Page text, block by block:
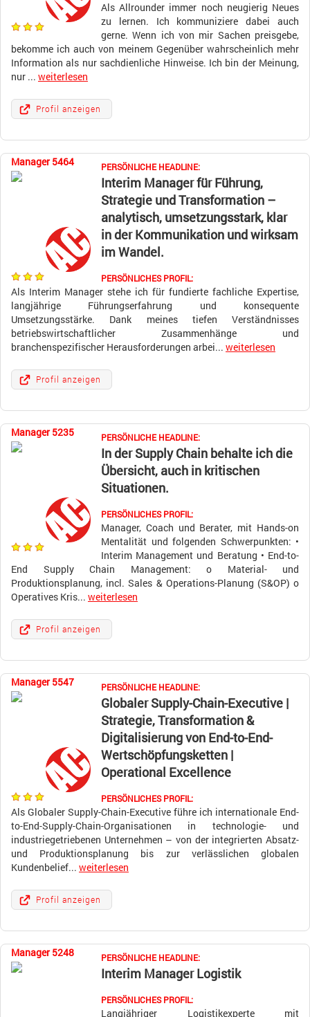
Als Allrounder immer noch neugierig Neues
zu lernen. Ich kommuniziere dabei auch
gerne. Wenn ich von mir Sachen preisgebe,
bekomme ich auch von meinem Gegenüber wahrscheinlich mehr
Information als nur sachdienliche Hinweise. Ich bin der Meinung,
nur ... weiterlesen
Profil anzeigen
Manager 5464 PERSÖNLICHE HEADLINE:
Interim Manager für Führung,
Strategie und Transformation –
analytisch, umsetzungsstark, klar
in der Kommunikation und wirksam
im Wandel.
PERSÖNLICHES PROFIL:
Als Interim Manager stehe ich für fundierte fachliche Expertise,
langjährige Führungserfahrung und konsequente
Umsetzungsstärke. Dank meines tiefen Verständnisses
betriebswirtschaftlicher Zusammenhänge und
branchenspezifischer Herausforderungen arbei... weiterlesen
Profil anzeigen
Manager 5235 PERSÖNLICHE HEADLINE:
In der Supply Chain behalte ich die
Übersicht, auch in kritischen
Situationen.
PERSÖNLICHES PROFIL:
Manager, Coach und Berater, mit Hands-on
Mentalität und folgenden Schwerpunkten: •
Interim Management und Beratung • End-to-
End Supply Chain Management: o Material- und
Produktionsplanung, incl. Sales & Operations-Planung (S&OP) o
Operatives Kris... weiterlesen
Profil anzeigen
Manager 5547 PERSÖNLICHE HEADLINE:
Globaler Supply-Chain-Executive |
Strategie, Transformation &
Digitalisierung von End-to-End-
Wertschöpfungsketten |
Operational Excellence
PERSÖNLICHES PROFIL:
Als Globaler Supply-Chain-Executive führe ich internationale End-
to-End-Supply-Chain-Organisationen in technologie- und
industriegetriebenen Unternehmen – von der integrierten Absatz-
und Produktionsplanung bis zur verlässlichen globalen
Kundenbelief... weiterlesen
Profil anzeigen
Manager 5248 PERSÖNLICHE HEADLINE:
Interim Manager Logistik
PERSÖNLICHES PROFIL:
Langjähriger Logistikexperte mit